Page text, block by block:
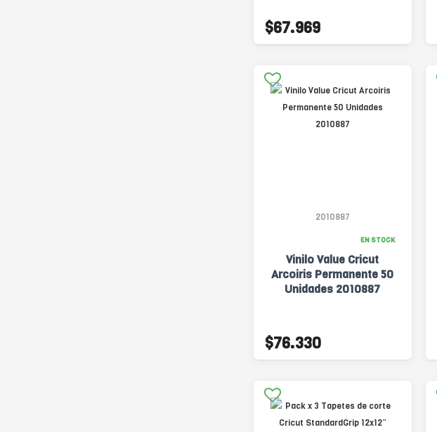
$67.969
2010887
EN STOCK
Vinilo Value Cricut
Arcoiris Permanente 50
Unidades 2010887
$76.330